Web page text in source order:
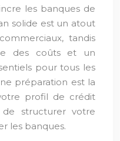
les banques de
solide est un atout
tandis
des coûts et un
pour tous les
préparation est la
profil de crédit
structurer votre
les banques.